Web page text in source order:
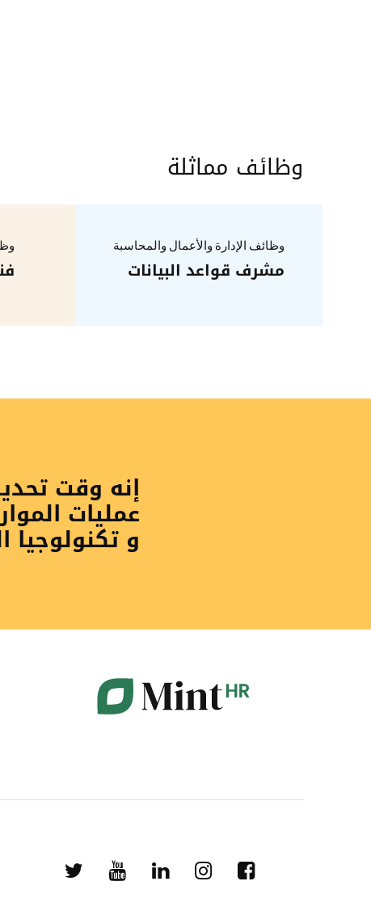
وظائف مماثلة
وظائف الإدارة والأعمال والمحاسبة
مشرف قواعد البيانات
إنه وقت
عمليات
و تكنولوجيا